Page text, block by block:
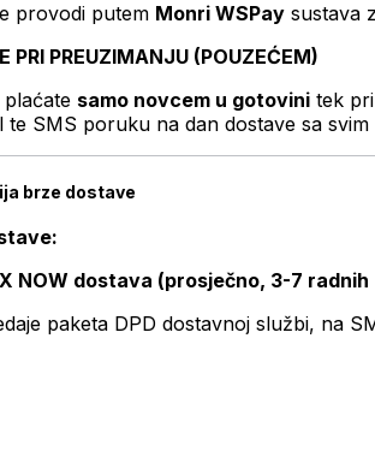
provodi putem Monri WSPay sustava
PRI PREUZIMANJU (POUZEĆEM)
samo novcem u gotovini tek
te SMS poruku na dan dostave sa svim
brze dostave
NOW dostava (prosječno, 3-7 radnih
paketa DPD dostavnoj službi, na